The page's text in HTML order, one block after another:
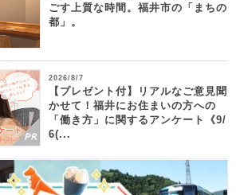
ごす上質な時間。福井市の「まちの
都」。
2026/8/7
【プレゼント付】リアルなご意見聞
かせて！福井にお住まいの方への
「働き方」に関するアンケート《9/
6(...